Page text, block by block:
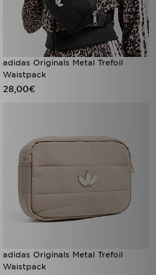
adidas Originals Metal Trefoil
Waistpack
28,00€
adidas Originals Metal Trefoil
Waistpack